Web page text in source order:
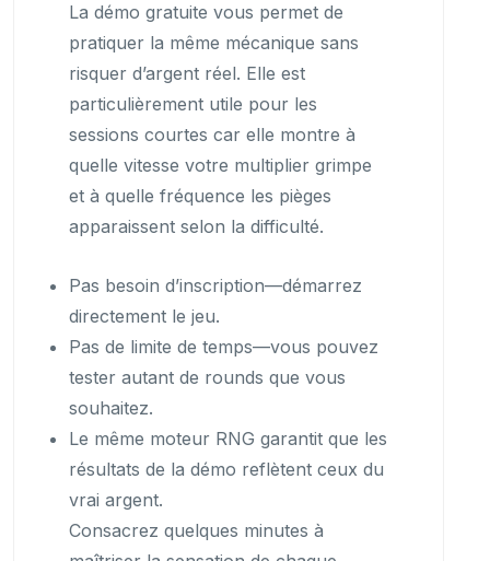
La démo gratuite vous permet de
pratiquer la même mécanique sans
risquer d’argent réel. Elle est
particulièrement utile pour les
sessions courtes car elle montre à
quelle vitesse votre multiplier grimpe
et à quelle fréquence les pièges
apparaissent selon la difficulté.
Pas besoin d’inscription—démarrez
directement le jeu.
Pas de limite de temps—vous pouvez
tester autant de rounds que vous
souhaitez.
Le même moteur RNG garantit que les
résultats de la démo reflètent ceux du
vrai argent.
Consacrez quelques minutes à